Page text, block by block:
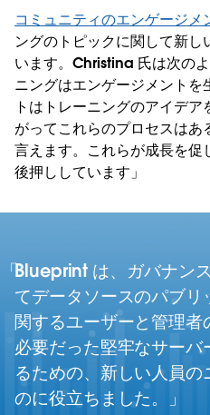
コミュニティのエンゲージメ
ングのトピックに関して新し
います。Christina 氏は次の
ニングはエンゲージメントを
トはトレーニングのアイデ
がってこれらのプロセスはあ
言えます。これらが成長を促
後押ししています」
Blueprint は、ガバナン
てデータソースのパブ
関するユーザーと管理者
必要だった堅牢なサー
るための、新しい人員
のに役立ちました。